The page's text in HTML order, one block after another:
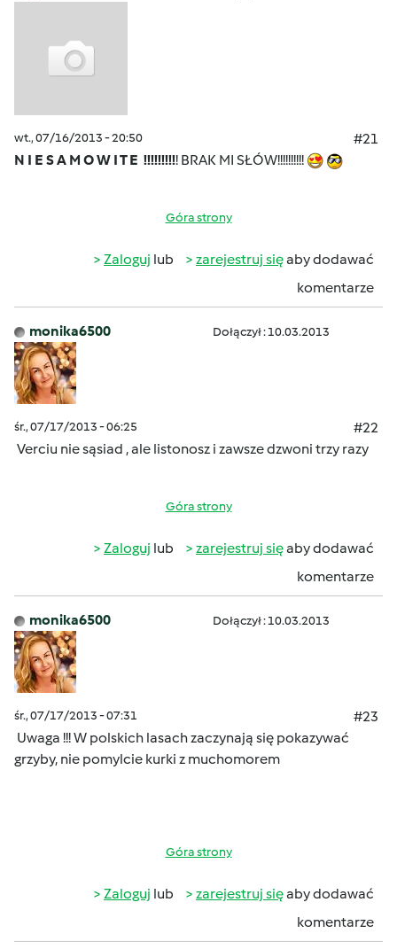
wt., 07/16/2013 - 20:50
#21
N I E S A M O W I T E !!!!!!!!!! BRAK MI SŁÓW!!!!!!!!!!
Góra strony
Zaloguj lub zarejestruj sięaby dodawać
komentarze
monika6500 Dołączył : 10.03.2013
śr., 07/17/2013 - 06:25
#22
Verciu nie sąsiad , ale listonosz i zawsze dzwoni trzy razy
Góra strony
Zaloguj lub zarejestruj sięaby dodawać
komentarze
monika6500 Dołączył : 10.03.2013
śr., 07/17/2013 - 07:31
#23
Uwaga !!! W polskich lasach zaczynają się pokazywać
grzyby, nie pomylcie kurki z muchomorem
Góra strony
Zaloguj lub zarejestruj sięaby dodawać
komentarze